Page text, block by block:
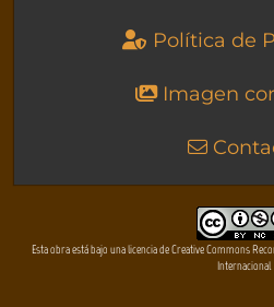
Política de
Imagen
Esta obra está bajo una licencia de Creative Commons
Internacional